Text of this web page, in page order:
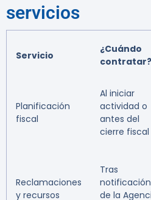
servicios
Servicio
¿Cuándo
contratar?
Planificación
fiscal
Al iniciar
actividad o
antes del
cierre fiscal
Reclamaciones
y recursos
Tras
notificación
de la